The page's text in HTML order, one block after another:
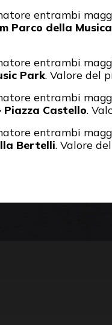
entrambi
Parco della Musica
entrambi
Park. Valore del
entrambi
Piazza Castello.
entrambi
Bertelli. Valore